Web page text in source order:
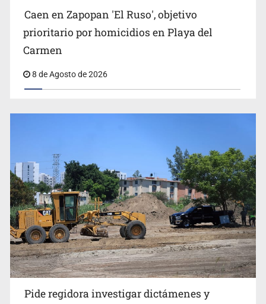
Caen en Zapopan 'El Ruso', objetivo prioritario por
homicidios en Playa del Carmen
Caen en Zapopan 'El Ruso', objetivo
prioritario por homicidios en Playa del
Carmen
8 de Agosto de 2026
Pide regidora investigar dictámenes y